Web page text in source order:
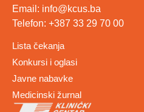
Email: info@kcus.ba
Telefon: +387 33 29 70 00
Lista čekanja
Konkursi i oglasi
Javne nabavke
Medicinski žurnal